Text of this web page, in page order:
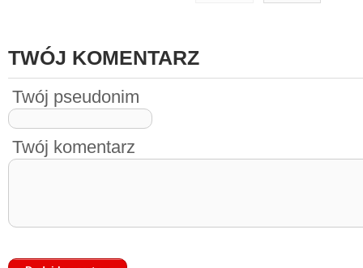
TWÓJ KOMENTARZ
Twój pseudonim
Twój komentarz